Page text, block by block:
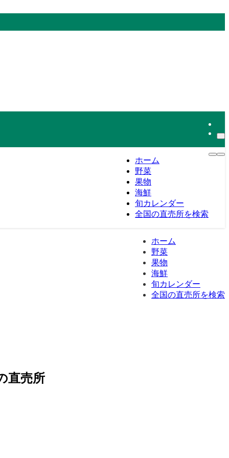
ホーム
野菜
果物
海鮮
旬カレンダー
全国の直売所を検索
ホーム
野菜
果物
海鮮
旬カレンダー
全国の直売所を検索
直売所